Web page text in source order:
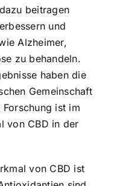
beitragen
und
Alzheimer,
zu behandeln.
haben die
Gemeinschaft
ist im
von CBD in der
von CBD ist